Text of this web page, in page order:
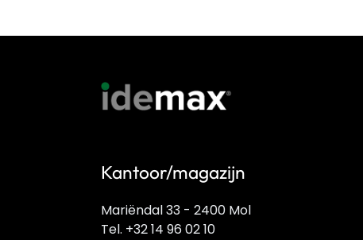
Kantoor/magazijn
Mariëndal 33 - 2400 Mol
Tel. +32 14 96 02 10